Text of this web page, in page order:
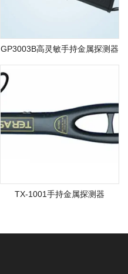
GP3003B高灵敏手持金属探测器
TX-1001手持金属探测器